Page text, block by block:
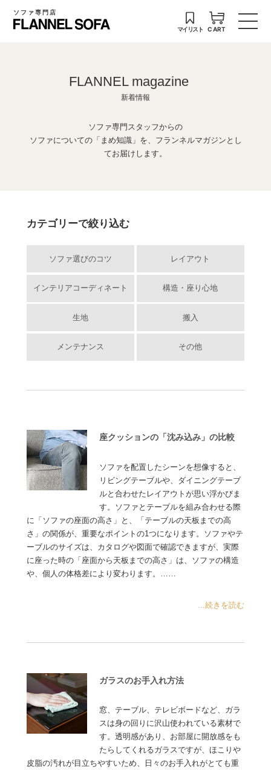
ソファ専門店
マイリスト CART
FLANNEL magazine
新着情報
ソファ専門スタッフからの
ソファについての「まめ知識」を、フランネルマガジンとし
てお届けします。
カテゴリーで絞り込む
ソファ選びのコツ レイアウト
インテリアコーディネート 構造・座り心地
生地 搬入
メンテナンス その他
座クッションの「沈み込み」の比較
ソファを配置したシーンを想像すると、
リビングテーブルや、ダイニングテーブ
ルと合わせたレイアウトが思い浮かびま
す。ソファとテーブルを組み合わせる際
に「ソファの座面の高さ」と、「テーブルの天板までの高
さ」の関係が、重要なポイントの1つになります。ソファやテ
ーブルのサイズは、カタログや図面で確認できますが、実際
に座った時の「座面から天板までの高さ」は、ソファの構造
や、個人の体格差により変わります。……
...続きを読む
ガラスのお手入れ方法
窓、テーブル、テレビボードなど、ガラ
スは身の回りに沢山使われている素材で
す。透明感があり、お部屋に開放感をも
たらしてくれるガラスですが、ほこりや
皮脂の汚れが目立ちやすいため、日々のお手入れがとても重